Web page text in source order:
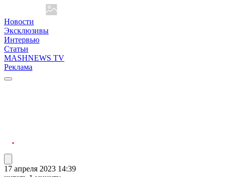
Новости
Эксклюзивы
Интервью
Статьи
MASHNEWS TV
Реклама
17 апреля 2023 14:39